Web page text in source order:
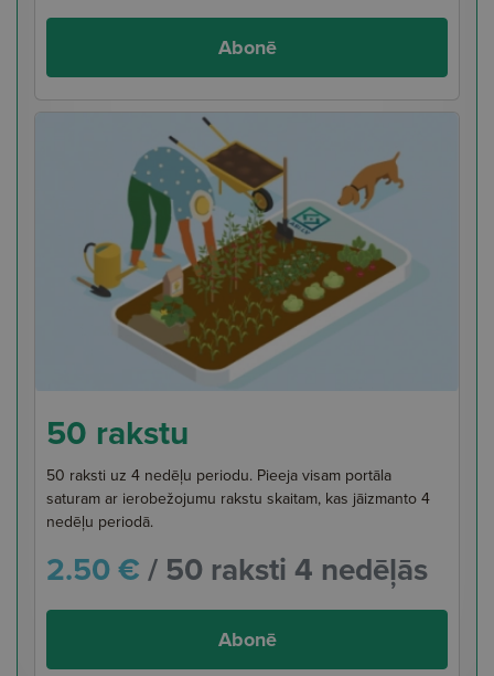
Abonē
50 rakstu
50 raksti uz 4 nedēļu periodu. Pieeja visam portāla
saturam ar ierobežojumu rakstu skaitam, kas jāizmanto 4
nedēļu periodā.
2.50 € / 50 raksti 4 nedēļās
Abonē